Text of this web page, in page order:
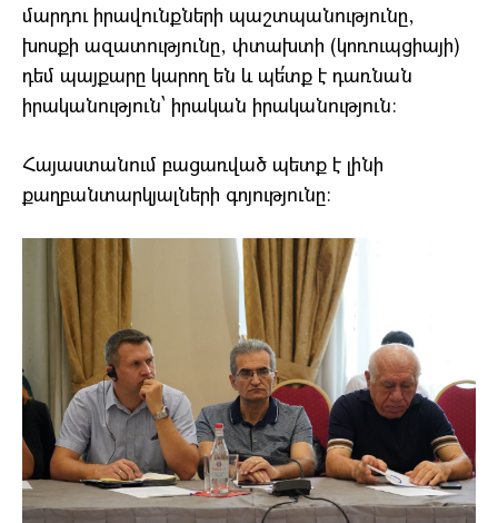
մարդու իրավունքների պաշտպանությունը,
խոսքի ազատությունը, փտախտի (կոռուպցիայի)
դեմ պայքարը կարող են և պե՛տք է դառնան
իրականություն՝ իրական իրականություն։
Հայաստանում բացառված պետք է լինի
քաղբանտարկյալների գոյությունը։